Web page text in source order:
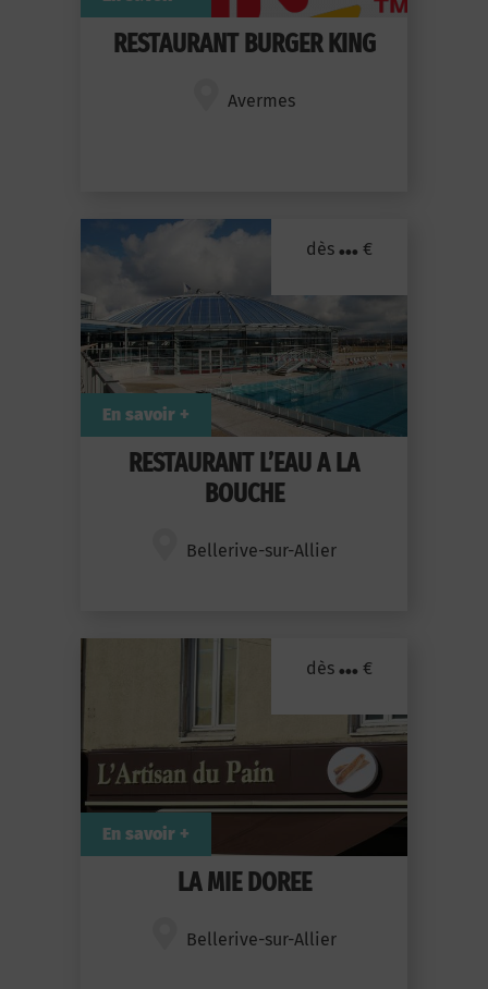
RESTAURANT BURGER KING
Avermes
RESTAURANT L’EAU A LA
BOUCHE
Bellerive-sur-Allier
dès ... €
En savoir +
LA MIE DOREE
Bellerive-sur-Allier
dès ... €
En savoir +